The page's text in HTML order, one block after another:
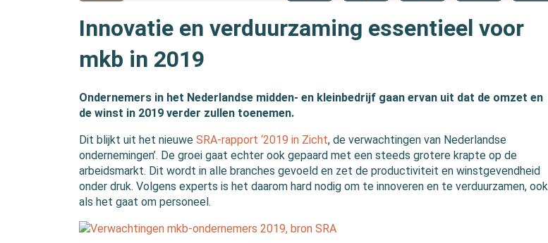
Innovatie en verduurzaming essentieel voor
mkb in 2019
Ondernemers in het Nederlandse midden- en kleinbedrijf gaan ervan uit dat de omzet en
de winst in 2019 verder zullen toenemen.
Dit blijkt uit het nieuwe SRA-rapport ‘2019 in Zicht, de verwachtingen van Nederlandse
ondernemingen’. De groei gaat echter ook gepaard met een steeds grotere krapte op de
arbeidsmarkt. Dit wordt in alle branches gevoeld en zet de productiviteit en winstgevendheid
onder druk. Volgens experts is het daarom hard nodig om te innoveren en te verduurzamen, ook
als het gaat om personeel.